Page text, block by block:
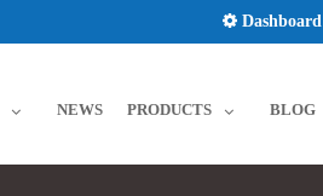
Dashboard
NEWS PRODUCTS BLOG